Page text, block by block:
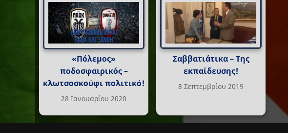
«Πόλεμος»
ποδοσφαιρικός –
κλωτσοσκούφι πολιτικό!
28 Ιανουαρίου 2020
Σαββατιάτικα – Της
εκπαίδευσης!
8 Σεπτεμβρίου 2019